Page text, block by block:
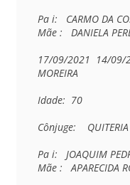
Pa i:   CARMO DA
Mãe :   DANIELA
17/09/2021  14/09/
MOREIRA
Idade:  70
Cônjuge:    QUITERIA
Pa i:   JOAQUIM
Mãe :   APARECIDA